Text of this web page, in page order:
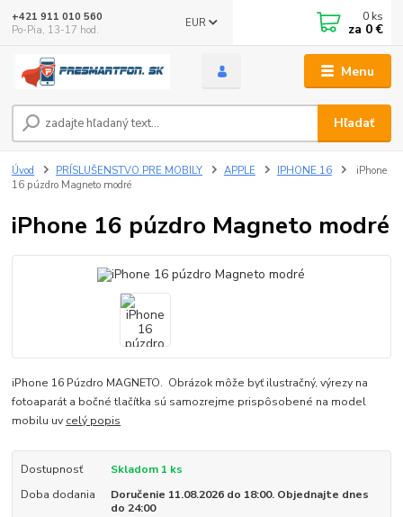
Menu
EUR
Hľadať
+421 911 010 560
Po-Pia, 13-17 hod.
0 ks
za 0 €
Úvod PRÍSLUŠENSTVO PRE MOBILY APPLE IPHONE 16
iPhone
16 púzdro Magneto modré
iPhone 16 púzdro Magneto modré
iPhone 16 Púzdro MAGNETO. Obrázok môže byť ilustračný, výrezy na
fotoaparát a bočné tlačítka sú samozrejme prispôsobené na model
mobilu uv celý popis
Dostupnosť
Skladom 1 ks
Doba dodania
Doručenie 11.08.2026 do 18:00. Objednajte dnes
do 24:00